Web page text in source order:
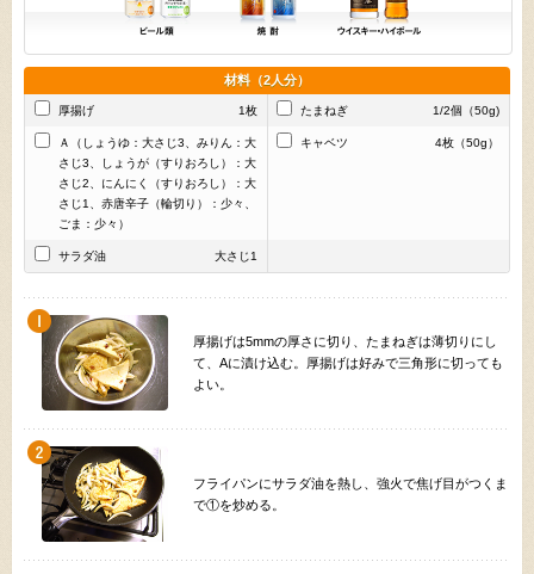
材料（2人分）
厚揚げ 1枚 たまねぎ 1/2個（50g)
Ａ（しょうゆ：大さじ3、みりん：大
さじ3、しょうが（すりおろし）：大
さじ2、にんにく（すりおろし）：大
さじ1、赤唐辛子（輪切り）：少々、
ごま：少々）
キャベツ 4枚（50g）
サラダ油 大さじ1
厚揚げは5mmの厚さに切り、たまねぎは薄切りにし
て、Aに漬け込む。厚揚げは好みで三角形に切っても
よい。
フライパンにサラダ油を熱し、強火で焦げ目がつくま
で①を炒める。